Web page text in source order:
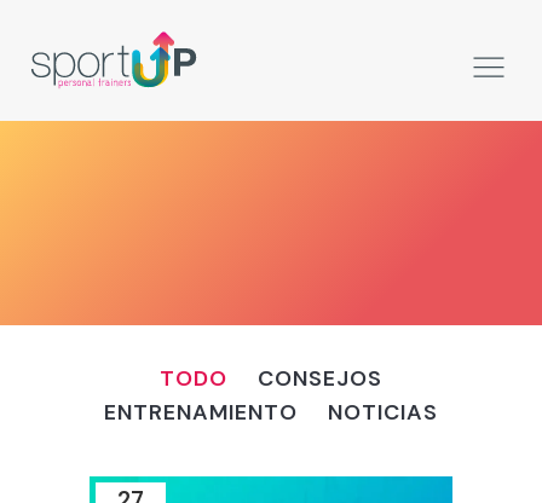
TODO
CONSEJOS
ENTRENAMIENTO
NOTICIAS